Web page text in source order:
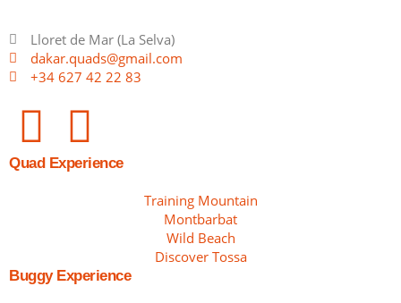
Lloret de Mar (La Selva)
dakar.quads@gmail.com
+34 627 42 22 83
Quad Experience
Training Mountain
Montbarbat
Wild Beach
Discover Tossa
Buggy Experience